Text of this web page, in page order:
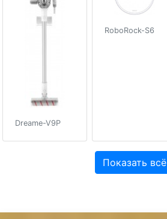
Dreame-V9P
RoboRock-S6
Показать всё